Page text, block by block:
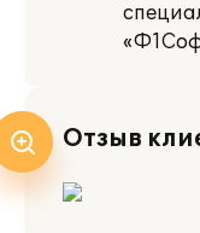
Отзыв